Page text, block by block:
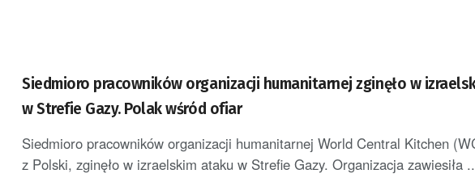
Siedmioro pracowników organizacji humanitarnej zginęło w
w Strefie Gazy. Polak wśród ofiar
Siedmioro pracowników organizacji humanitarnej World Central Kitchen
z Polski, zginęło w izraelskim ataku w Strefie Gazy. Organizacja zawiesiła